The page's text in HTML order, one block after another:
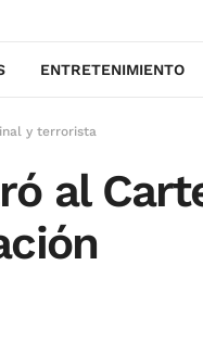
ENTRETENIMIENTO
y terrorista
al